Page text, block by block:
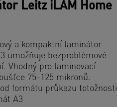
Leitz iLAM Home
a kompaktní laminátor
umožňuje bezproblémové
Vhodný pro laminovací
75-125 mikronů.
formátu průkazu totožnosti
A3